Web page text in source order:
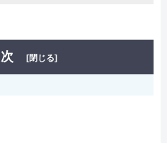
次 [閉じる]